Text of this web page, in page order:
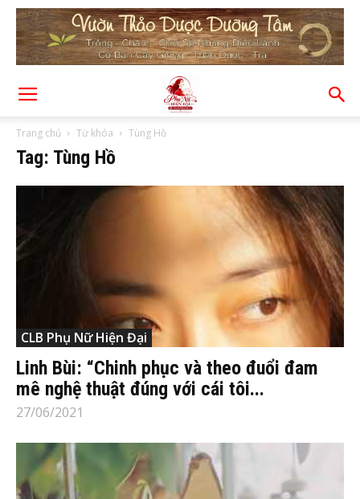
Trang chủ Từ khóa Tùng Hồ
Tag: Tùng Hồ
CLB Phụ Nữ Hiện Đại
Linh Bùi: “Chinh phục và theo đuổi đam
mê nghệ thuật đúng với cái tôi...
27/06/2021